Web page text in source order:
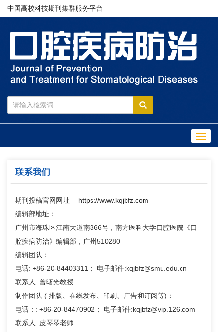
中国高校科技期刊集群服务平台
联系我们
期刊投稿官网网址： https://www.kqjbfz.com
编辑部地址：
广州市海珠区江南大道南366号，南方医科大学口腔医院《口
腔疾病防治》编辑部，广州510280
编辑团队：
电话: +86-20-84403311； 电子邮件:kqjbfz@smu.edu.cn
联系人: 曾曙光教授
制作团队 ( 排版、在线发布、印刷、广告和订阅等)：
电话：: +86-20-84470902； 电子邮件:kqjbfz@vip.126.com
联系人: 皮琴琴老师